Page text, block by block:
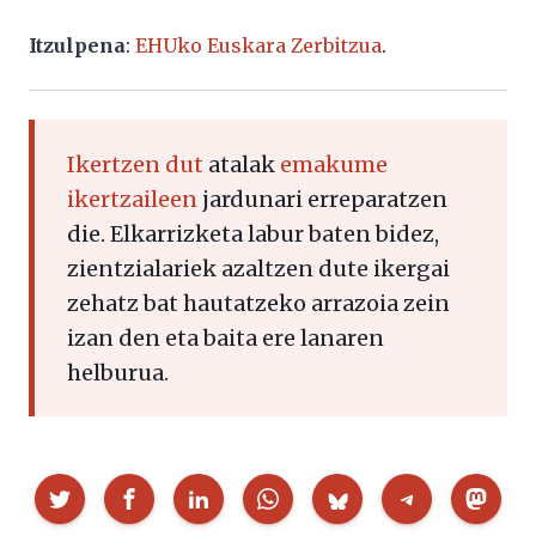
Itzulpena: EHUko Euskara Zerbitzua.
Ikertzen dut atalak emakume
ikertzaileen jardunari erreparatzen
die. Elkarrizketa labur baten bidez,
zientzialariek azaltzen dute ikergai
zehatz bat hautatzeko arrazoia zein
izan den eta baita ere lanaren
helburua.
Partekatu